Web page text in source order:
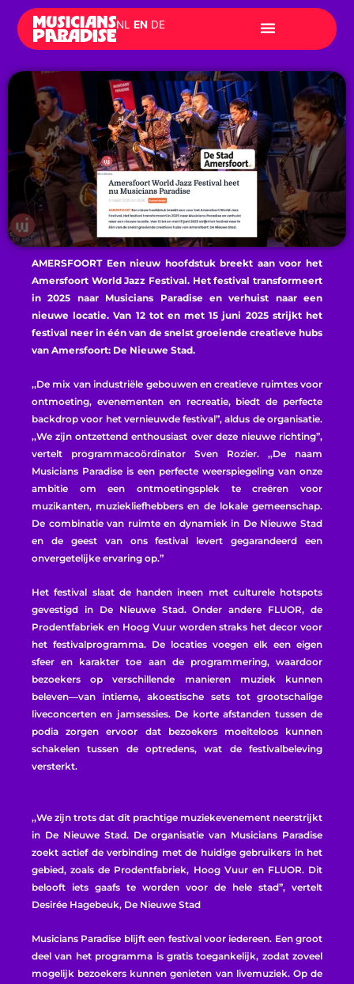
content
NL EN DE
AMERSFOORTEen nieuw hoofdstuk breekt aan voor het
Amersfoort World Jazz Festival. Het festival transformeert
in 2025 naar Musicians Paradise en verhuist naar een
nieuwe locatie. Van 12 tot en met 15 juni 2025 strijkt het
festival neer in één van de snelst groeiende creatieve hubs
van Amersfoort: De Nieuwe Stad.
,,De mix van industriële gebouwen en creatieve ruimtes voor
ontmoeting, evenementen en recreatie, biedt de perfecte
backdrop voor het vernieuwde festival”, aldus de organisatie.
,,We zijn ontzettend enthousiast over deze nieuwe richting”,
vertelt programmacoördinator Sven Rozier. ,,De naam
Musicians Paradise is een perfecte weerspiegeling van onze
ambitie om een ontmoetingsplek te creëren voor
muzikanten, muziekliefhebbers en de lokale gemeenschap.
De combinatie van ruimte en dynamiek in De Nieuwe Stad
en de geest van ons festival levert gegarandeerd een
onvergetelijke ervaring op.”
Het festival slaat de handen ineen met culturele hotspots
gevestigd in De Nieuwe Stad. Onder andere FLUOR, de
Prodentfabriek en Hoog Vuur worden straks het decor voor
het festivalprogramma. De locaties voegen elk een eigen
sfeer en karakter toe aan de programmering, waardoor
bezoekers op verschillende manieren muziek kunnen
beleven—van intieme, akoestische sets tot grootschalige
liveconcerten en jamsessies. De korte afstanden tussen de
podia zorgen ervoor dat bezoekers moeiteloos kunnen
schakelen tussen de optredens, wat de festivalbeleving
versterkt.
,,We zijn trots dat dit prachtige muziekevenement neerstrijkt
in De Nieuwe Stad. De organisatie van Musicians Paradise
zoekt actief de verbinding met de huidige gebruikers in het
gebied, zoals de Prodentfabriek, Hoog Vuur en FLUOR. Dit
belooft iets gaafs te worden voor de hele stad”, vertelt
Desirée Hagebeuk, De Nieuwe Stad
Musicians Paradise blijft een festival voor iedereen. Een groot
deel van het programma is gratis toegankelijk, zodat zoveel
mogelijk bezoekers kunnen genieten van livemuziek. Op de